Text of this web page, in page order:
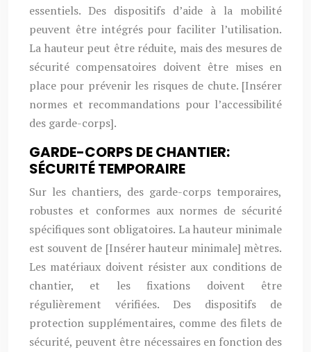
essentiels. Des dispositifs d’aide à la mobilité
peuvent être intégrés pour faciliter l’utilisation.
La hauteur peut être réduite, mais des mesures de
sécurité compensatoires doivent être mises en
place pour prévenir les risques de chute. [Insérer
normes et recommandations pour l’accessibilité
des garde-corps].
GARDE-CORPS DE CHANTIER:
SÉCURITÉ TEMPORAIRE
Sur les chantiers, des garde-corps temporaires,
robustes et conformes aux normes de sécurité
spécifiques sont obligatoires. La hauteur minimale
est souvent de [Insérer hauteur minimale] mètres.
Les matériaux doivent résister aux conditions de
chantier, et les fixations doivent être
régulièrement vérifiées. Des dispositifs de
protection supplémentaires, comme des filets de
sécurité, peuvent être nécessaires en fonction des